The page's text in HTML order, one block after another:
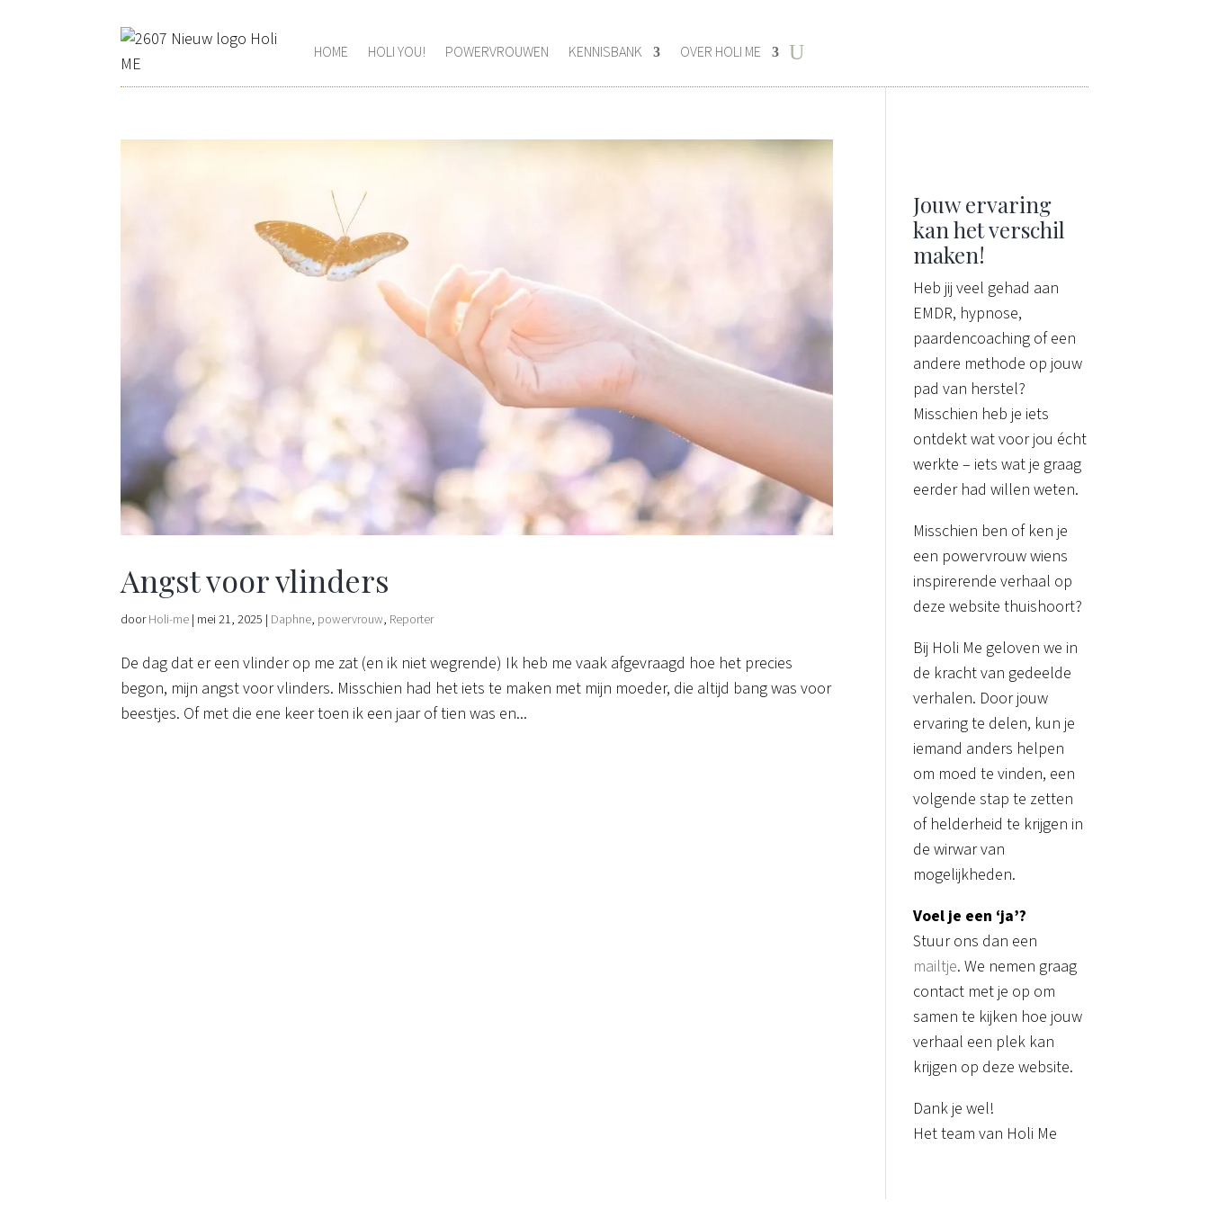
HOME HOLI YOU! POWERVROUWEN KENNISBANK OVER HOLI ME
Angst voor vlinders
doorHoli-me | mei 21, 2025 | Daphne, powervrouw, Reporter
De dag dat er een vlinder op me zat (en ik niet wegrende) Ik heb me vaak afgevraagd hoe het precies
begon, mijn angst voor vlinders. Misschien had het iets te maken met mijn moeder, die altijd bang was voor
beestjes. Of met die ene keer toen ik een jaar of tien was en...
Jouw ervaring
kan het verschil
maken!
Heb jij veel gehad aan
EMDR, hypnose,
paardencoaching of een
andere methode op jouw
pad van herstel?
Misschien heb je iets
ontdekt wat voor jou écht
werkte – iets wat je graag
eerder had willen weten.
Misschien ben of ken je
een powervrouw wiens
inspirerende verhaal op
deze website thuishoort?
Bij Holi Me geloven we in
de kracht van gedeelde
verhalen. Door jouw
ervaring te delen, kun je
iemand anders helpen
om moed te vinden, een
volgende stap te zetten
of helderheid te krijgen in
de wirwar van
mogelijkheden.
Voel je een ‘ja’?
Stuur ons dan een
mailtje. We nemen graag
contact met je op om
samen te kijken hoe jouw
verhaal een plek kan
krijgen op deze website.
Dank je wel!
Het team van Holi Me